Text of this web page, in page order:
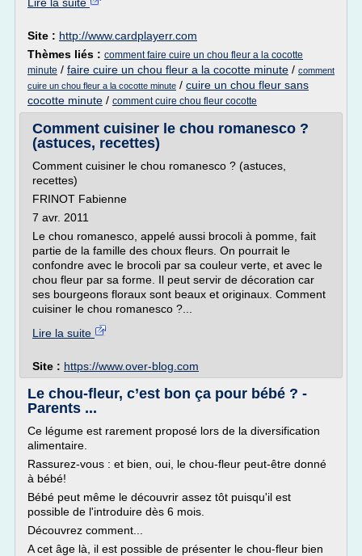
Site : http://www.cardplayerr.com
Thèmes liés : comment faire cuire un chou fleur a la cocotte
minute / faire cuire un chou fleur a la cocotte minute / comment
cuire un chou fleur a la cocotte minute / cuire un chou fleur sans
cocotte minute / comment cuire chou fleur cocotte
Comment cuisiner le chou romanesco ?
(astuces, recettes)
Comment cuisiner le chou romanesco ? (astuces,
recettes)
FRINOT Fabienne
7 avr. 2011
Le chou romanesco, appelé aussi brocoli à pomme, fait
partie de la famille des choux fleurs. On pourrait le
confondre avec le brocoli par sa couleur verte, et avec le
chou fleur par sa forme. Il peut servir de décoration car
ses bourgeons floraux sont beaux et originaux. Comment
cuisiner le chou romanesco ?...
Lire la suite
Site : https://www.over-blog.com
Le chou-fleur, c’est bon ça pour bébé ? -
Parents ...
Ce légume est rarement proposé lors de la diversification
alimentaire.
Rassurez-vous : et bien, oui, le chou-fleur peut-être donné
à bébé!
Bébé peut même le découvrir assez tôt puisqu'il est
possible de l'introduire dès 6 mois.
Découvrez comment...
A cet âge là, il est possible de présenter le chou-fleur bien